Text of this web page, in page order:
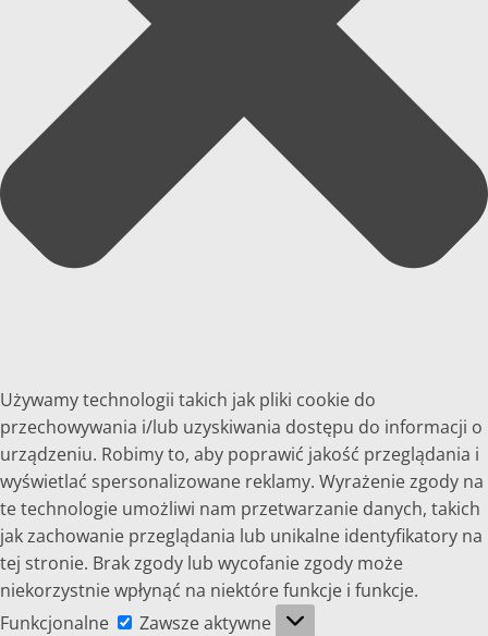
Używamy technologii takich jak pliki cookie do
przechowywania i/lub uzyskiwania dostępu do informacji o
urządzeniu. Robimy to, aby poprawić jakość przeglądania i
wyświetlać spersonalizowane reklamy. Wyrażenie zgody na
te technologie umożliwi nam przetwarzanie danych, takich
jak zachowanie przeglądania lub unikalne identyfikatory na
tej stronie. Brak zgody lub wycofanie zgody może
niekorzystnie wpłynąć na niektóre funkcje i funkcje.
Funkcjonalne
Funkcjonalne
Zawsze aktywne